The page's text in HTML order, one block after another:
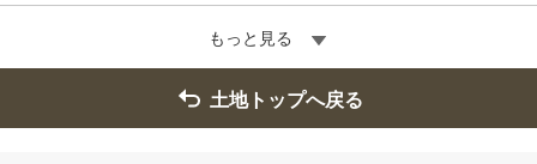
もっと見る
土地トップへ戻る